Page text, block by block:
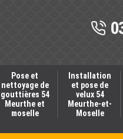
Pose et
nettoyage de
gouttières 54
Meurthe et
moselle
Installation
et pose de
velux 54
Meurthe-et-
Moselle